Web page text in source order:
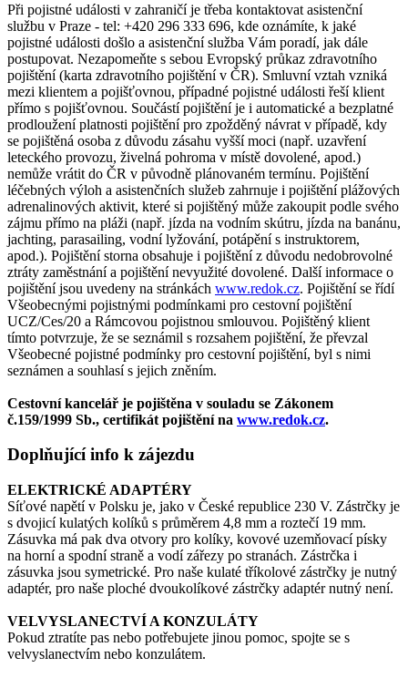
Při pojistné události v zahraničí je třeba kontaktovat asistenční
službu v Praze - tel: +420 296 333 696, kde oznámíte, k jaké
pojistné události došlo a asistenční služba Vám poradí, jak dále
postupovat. Nezapomeňte s sebou Evropský průkaz zdravotního
pojištění (karta zdravotního pojištění v ČR). Smluvní vztah vzniká
mezi klientem a pojišťovnou, případné pojistné události řeší klient
přímo s pojišťovnou. Součástí pojištění je i automatické a bezplatné
prodloužení platnosti pojištění pro zpožděný návrat v případě, kdy
se pojištěná osoba z důvodu zásahu vyšší moci (např. uzavření
leteckého provozu, živelná pohroma v místě dovolené, apod.)
nemůže vrátit do ČR v původně plánovaném termínu. Pojištění
léčebných výloh a asistenčních služeb zahrnuje i pojištění plážových
adrenalinových aktivit, které si pojištěný může zakoupit podle svého
zájmu přímo na pláži (např. jízda na vodním skútru, jízda na banánu,
jachting, parasailing, vodní lyžování, potápění s instruktorem,
apod.). Pojištění storna obsahuje i pojištění z důvodu nedobrovolné
ztráty zaměstnání a pojištění nevyužité dovolené. Další informace o
pojištění jsou uvedeny na stránkách www.redok.cz. Pojištění se řídí
Všeobecnými pojistnými podmínkami pro cestovní pojištění
UCZ/Ces/20 a Rámcovou pojistnou smlouvou. Pojištěný klient
tímto potvrzuje, že se seznámil s rozsahem pojištění, že převzal
Všeobecné pojistné podmínky pro cestovní pojištění, byl s nimi
seznámen a souhlasí s jejich zněním.
Cestovní kancelář je pojištěna v souladu se Zákonem
č.159/1999 Sb., certifikát pojištění na www.redok.cz.
Doplňující info k zájezdu
ELEKTRICKÉ ADAPTÉRY
Síťové napětí v Polsku je, jako v České republice 230 V. Zástrčky je
s dvojicí kulatých kolíků s průměrem 4,8 mm a roztečí 19 mm.
Zásuvka má pak dva otvory pro kolíky, kovové uzemňovací písky
na horní a spodní straně a vodí zářezy po stranách. Zástrčka i
zásuvka jsou symetrické. Pro naše kulaté tříkolové zástrčky je nutný
adaptér, pro naše ploché dvoukolíkové zástrčky adaptér nutný není.
VELVYSLANECTVÍ A KONZULÁTY
Pokud ztratíte pas nebo potřebujete jinou pomoc, spojte se s
velvyslanectvím nebo konzulátem.